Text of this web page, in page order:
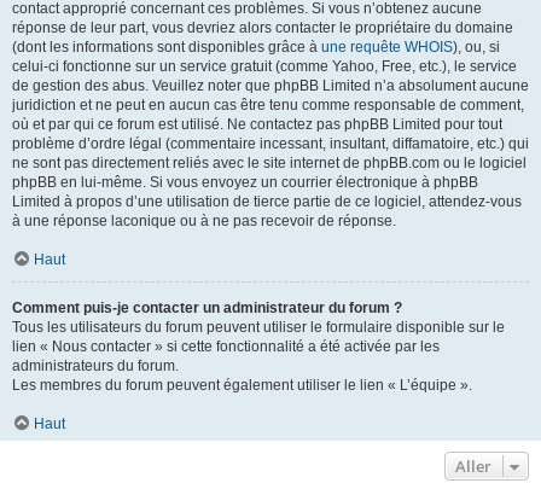
contact approprié concernant ces problèmes. Si vous n’obtenez aucune
réponse de leur part, vous devriez alors contacter le propriétaire du domaine
(dont les informations sont disponibles grâce à une requête WHOIS), ou, si
celui-ci fonctionne sur un service gratuit (comme Yahoo, Free, etc.), le service
de gestion des abus. Veuillez noter que phpBB Limited n’a absolument aucune
juridiction et ne peut en aucun cas être tenu comme responsable de comment,
où et par qui ce forum est utilisé. Ne contactez pas phpBB Limited pour tout
problème d’ordre légal (commentaire incessant, insultant, diffamatoire, etc.) qui
ne sont pas directement reliés avec le site internet de phpBB.com ou le logiciel
phpBB en lui-même. Si vous envoyez un courrier électronique à phpBB
Limited à propos d’une utilisation de tierce partie de ce logiciel, attendez-vous
à une réponse laconique ou à ne pas recevoir de réponse.
Haut
Comment puis-je contacter un administrateur du forum ?
Tous les utilisateurs du forum peuvent utiliser le formulaire disponible sur le
lien « Nous contacter » si cette fonctionnalité a été activée par les
administrateurs du forum.
Les membres du forum peuvent également utiliser le lien « L’équipe ».
Haut
Aller